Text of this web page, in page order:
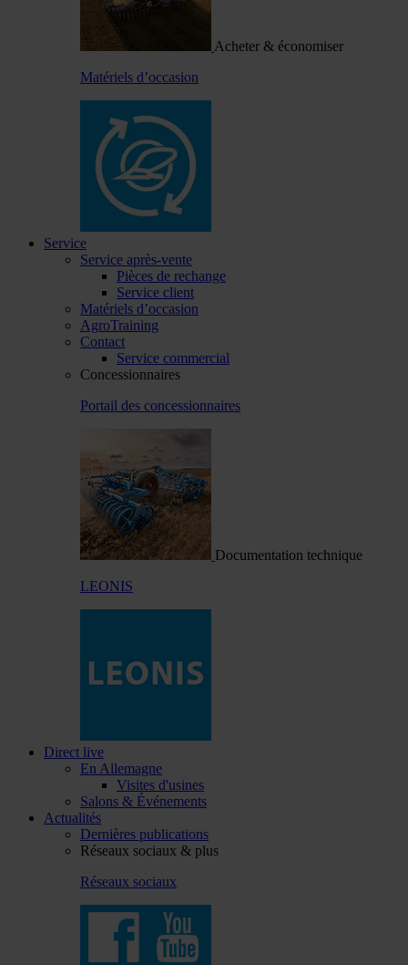
Acheter & économiser
Matériels d’occasion
Service
Service après-vente
Pièces de rechange
Service client
Matériels d’occasion
AgroTraining
Contact
Service commercial
Concessionnaires
Portail des concessionnaires
Documentation technique
LEONIS
Direct live
En Allemagne
Visites d'usines
Salons & Événements
Actualités
Dernières publications
Réseaux sociaux & plus
Réseaux sociaux